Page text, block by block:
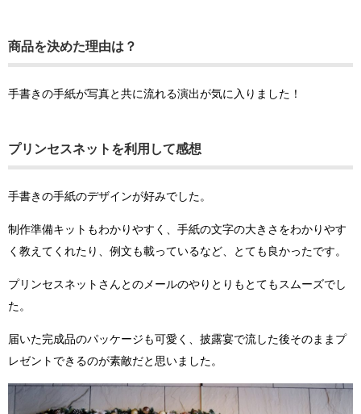
商品を決めた理由は？
手書きの手紙が写真と共に流れる演出が気に入りました！
プリンセスネットを利用して感想
手書きの手紙のデザインが好みでした。
制作準備キットもわかりやすく、手紙の文字の大きさをわかりやす
く教えてくれたり、例文も載っているなど、とても良かったです。
プリンセスネットさんとのメールのやりとりもとてもスムーズでし
た。
届いた完成品のパッケージも可愛く、披露宴で流した後そのままプ
レゼントできるのが素敵だと思いました。